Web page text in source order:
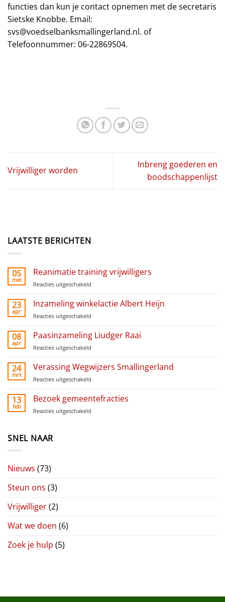
functies dan kun je contact opnemen met de secretaris
Sietske Knobbe. Email:
svs@voedselbanksmallingerland.nl. of
Telefoonnummer: 06-22869504.
Vrijwilliger worden
Inbreng goederen en
boodschappenlijst
LAATSTE BERICHTEN
05
mei
Reanimatie training vrijwilligers
Reacties uitgeschakeld
training
23
apr
Inzameling winkelactie Albert Heijn
Reacties uitgeschakeld
winkelactie
Albert
08
apr
Paasinzameling Liudger Raai
Reacties uitgeschakeld
Liudger
Raai
24
mrt
Verassing Wegwijzers Smallingerland
Reacties uitgeschakeld
Wegwijzers
13
feb
Bezoek gemeentefracties
Reacties uitgeschakeld
SNEL NAAR
Nieuws (73)
Steun ons (3)
Vrijwilliger(2)
Wat we doen (6)
Zoek je hulp (5)